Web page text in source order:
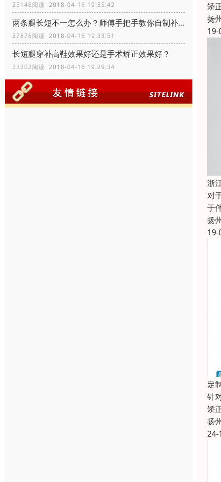
25146阅读 2018-04-16 19:35:42
两条腿长短不一怎么办？师傅手把手教你自制补高鞋
27876阅读 2018-04-16 19:33:51
长短腿穿补高鞋效果好还是手术矫正效果好？
23202阅读 2018-04-16 19:29:34
矫
扬
19-
浙
对
于
扬
19-
定
针
矫
扬
24-